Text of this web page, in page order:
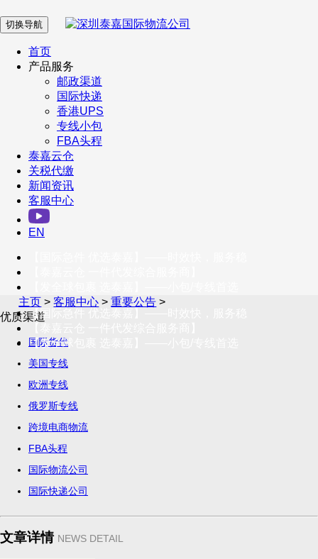
在 线 客 服
企业微信
订阅号
客户服务热线
400-098-5699
联系我们
切换导航
首页
产品服务
邮政渠道
国际快递
香港UPS
专线小包
FBA头程
泰嘉云仓
关税代缴
新闻资讯
客服中心
EN
【国际急件 优选泰嘉】——时效快，服务稳
【发全球包裹 选泰嘉】——小包/专线首选
主页 >客服中心 >重要公告 >
优质渠道
国际货代
美国专线
欧洲专线
俄罗斯专线
跨境电商物流
FBA头程
国际物流公司
国际快递公司
文章详情 NEWS DETAIL